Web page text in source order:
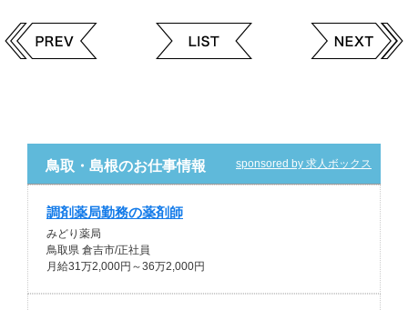
鳥取・島根のお仕事情報 sponsored by 求人ボックス
調剤薬局勤務の薬剤師
みどり薬局
鳥取県 倉吉市/正社員
月給31万2,000円～36万2,000円